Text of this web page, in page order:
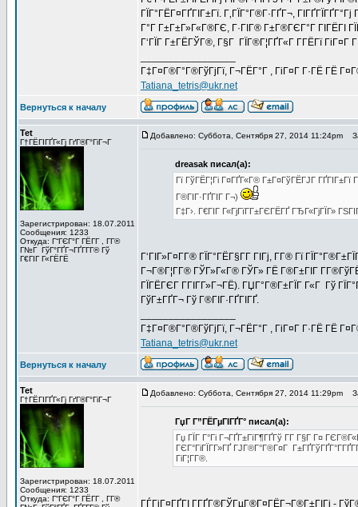
ГЇГ°ГЁГ¤ГҐГІГ±Гї. Г‚ГЇГ°Г®Г·ГҐГ¬,
Г°Г Г±Г±Г»Г«Г®ГЄ, Г·ГІГ® Г±Г®ГЄГ°Г ГІГЁГІ
Г‘ГЇГ Г±ГЁГЎГ®, Г§Г ГЇГ®Г¦ГҐГ«Г Г­ГЁГї
Г‡Г¤Г®Г°Г®ГўГјГї, Г¬ГЁГ°Г , ГіГ¤Г Г·ГЁ ГЁ
Tatiana_tetris@ukr.net
Вернуться к началу
Tet
Г†ГЁГІГҐГ«Гј ГґГ®Г°ГіГ¬Г
Зарегистрирован: 18.07.2011
Сообщения: 1233
Откуда: Г“ГЄГ°Г ГЁГ­Г , Г­Г®
Г№Г ГўГ°ГҐГ¬ГҐГ­Г­Г® Гў
Г€ГІГ Г«ГЁГЁ
Добавлено: Суббота, Сентября 27, 2014 11:24pm
dreasak писал(а):
Гї ГўГЁГ¦Гі Г¤ГҐГ«Г® Г±Г¤ГўГЁГЈГ
Г®ГІГ·ГҐГІГ Г¬)
Г‡Г›. Г€ГІГ Г«ГјГїГ­Г±ГЄГЁГҐ ГЂГ«ГјГЇГ»
Г‘ГІГ»Г¤Г­Г® ГЇГ°ГЁГ§Г­Г ГІГј, Г­Г® Гї
Г¬Г®Г¦Г­Г® ГЎГ»Г«Г® ГЎГ» ГЁ Г®Г±ГІГ
ГЇГЁГЄГ Г­ГІГ­Г»Г¬ГЁ). ГЏГ°Г®Г±ГЇГ Г«Г Гў
ГўГ±ГҐГ¬ Гў Г®ГІГ·ГҐГІГҐ.
Г‡Г¤Г®Г°Г®ГўГјГї, Г¬ГЁГ°Г , ГіГ¤Г Г·ГЁ ГЁ
Tatiana_tetris@ukr.net
Вернуться к началу
Tet
Г†ГЁГІГҐГ«Гј ГґГ®Г°ГіГ¬Г
Зарегистрирован: 18.07.2011
Сообщения: 1233
Откуда: Г“ГЄГ°Г ГЁГ­Г , Г­Г®
Добавлено: Суббота, Сентября 27, 2014 11:29pm
ГџГ­ Г”ГЁГµГІГҐГ° писал(а):
Гџ ГЇГ Г°Гі Г¬ГҐГ±ГїГ¶ГҐГў Г­Г Г§Г Г¤
ГЄГ°ГіГЇГ­Г»ГҐ ГЈГ®Г°Г®Г¤Г
ГіГ¦Г­Г®.
ГЃГіГ¤ГҐГІ Г­ГҐГ®ГЎГµГ®Г¤ГЁГ¬Г®Г±ГІГј -